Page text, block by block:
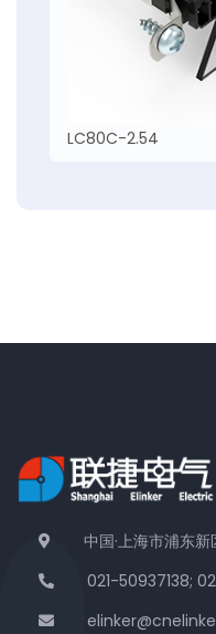
LC80C-2.54
中国·上海市浦东
021-50937138;